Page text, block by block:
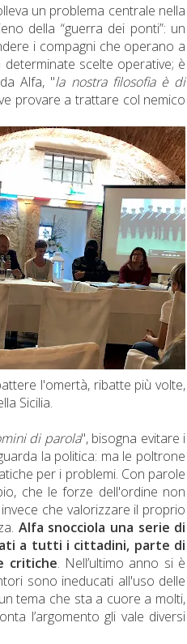
un problema centrale nella
della “guerra dei ponti”: un
i compagni che operano a
scelte operative; è
Alfa, "la nostra filosofia è di
provare a trattare col nemico
l'omertà, ribatte più volte,
Sicilia.
di parola", bisogna evitare i
la politica: ma le poltrone
per i problemi. Con parole
che le forze dell'ordine non
che valorizzare il proprio
Alfa snocciola una serie di
a tutti i cittadini, parte di
critiche. Nell’ultimo anno si è
sono ineducati all'uso delle
tema che sta a cuore a molti,
l’argomento gli vale diversi